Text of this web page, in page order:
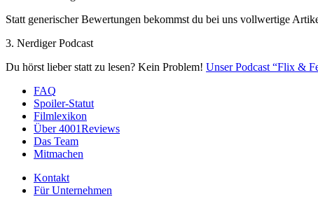
Statt generischer Bewertungen bekommst du bei uns vollwertige
3. Nerdiger Podcast
Du hörst lieber statt zu lesen? Kein Problem! Unser Podcast “Flix &
FAQ
Spoiler-Statut
Filmlexikon
Über 4001Reviews
Das Team
Mitmachen
Kontakt
Für Unternehmen